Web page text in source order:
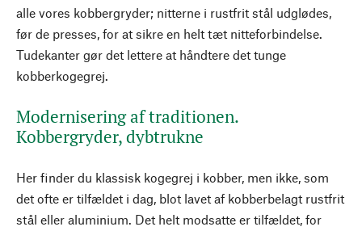
alle vores kobbergryder; nitterne i rustfrit stål udglødes,
før de presses, for at sikre en helt tæt nitteforbindelse.
Tudekanter gør det lettere at håndtere det tunge
kobberkogegrej.
Modernisering af traditionen.
Kobbergryder, dybtrukne
Her finder du klassisk kogegrej i kobber, men ikke, som
det ofte er tilfældet i dag, blot lavet af kobberbelagt rustfrit
stål eller aluminium. Det helt modsatte er tilfældet, for